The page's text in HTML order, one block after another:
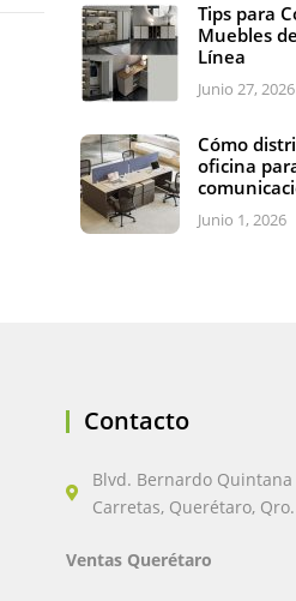
Tips para
Muebles
Línea
Junio 27, 2026
Cómo
oficina
Junio 1, 2026
Contacto
Blvd. Bernardo Quintana
Carretas, Querétaro,
Ventas Querétaro